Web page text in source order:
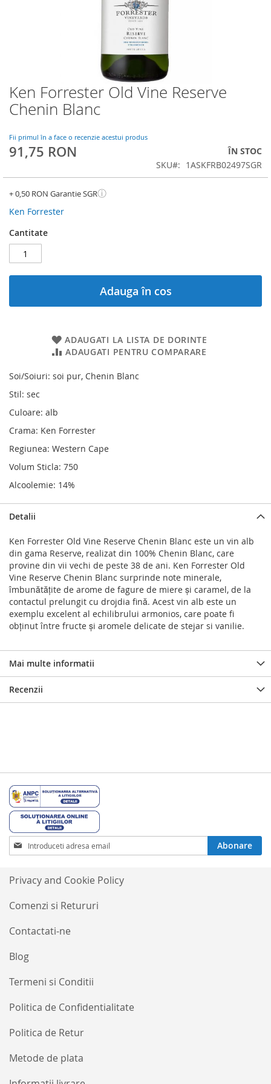
Ken Forrester Old Vine Reserve
Chenin Blanc
Fii primul în a face o recenzie acestui produs
91,75 RON
ÎN STOC
SKU
1ASKFRB02497SGR
+ 0,50 RON Garantie SGRⓘ
Ken Forrester
Cantitate
Adauga în cos
ADAUGATI LA LISTA DE DORINTE
ADAUGATI PENTRU COMPARARE
Soi/Soiuri: soi pur, Chenin Blanc
Stil: sec
Culoare: alb
Crama: Ken Forrester
Regiunea: Western Cape
Volum Sticla: 750
Alcoolemie: 14%
Skip
to
the
of
the
images
Detalii
Ken Forrester Old Vine Reserve Chenin Blanc este un vin alb
din gama Reserve, realizat din 100% Chenin Blanc, care
provine din vii vechi de peste 38 de ani. Ken Forrester Old
Vine Reserve Chenin Blanc surprinde note minerale,
îmbunătățite de arome de fagure de miere și caramel, de la
contactul prelungit cu drojdia fină. Acest vin alb este un
exemplu excelent al echilibrului armonios, care poate fi
obținut între fructe și aromele delicate de stejar si vanilie.
Mai multe informatii
Recenzii
Termeni si Conditii
Politica de Confidentialitate
Politica de Retur
Metode de plata
Privacy and Cookie Policy
Comenzi si Retururi
Contactati-ne
Blog
Inscrieti-
va
Buletinele
noastre
informative
Abonare